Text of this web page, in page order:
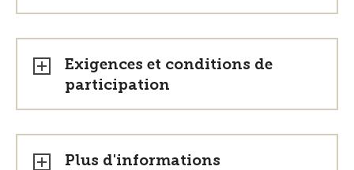
Exigences et conditions de
participation
Plus d'informations